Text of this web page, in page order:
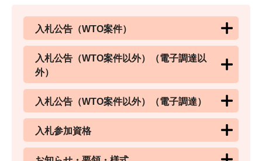
入札公告（WTO案件）
入札公告（WTO案件以外）（電子調達以
外）
入札公告（WTO案件以外）（電子調達）
入札参加資格